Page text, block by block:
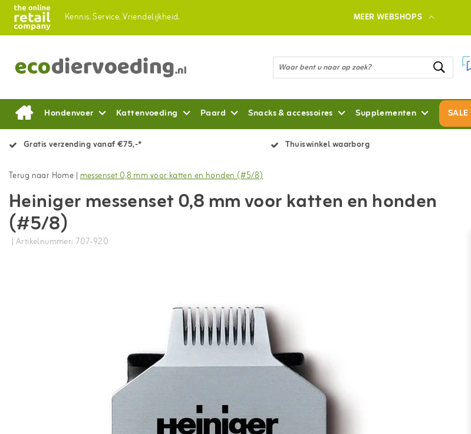
Kennis.Service.Vriendelijkheid. MEER WEBSHOPS
Hondenvoer Kattenvoeding Paard Snacks & accessoires Supplementen SALE
Gratis verzending vanaf €75,-* Thuiswinkel waarborg
Terug naar Home |messenset 0,8 mm voor katten en honden (#5/8)
Heiniger messenset 0,8 mm voor katten en honden
(#5/8)
| Artikelnummer: 707-920